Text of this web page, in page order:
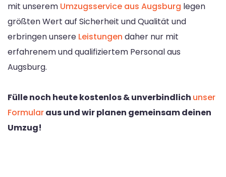
mit unserem Umzugsservice aus Augsburg legen
größten Wert auf Sicherheit und Qualität und
erbringen unsere Leistungen daher nur mit
erfahrenem und qualifiziertem Personal aus
Augsburg.
Fülle noch heute kostenlos & unverbindlich unser
Formularaus und wir planen gemeinsam deinen
Umzug!